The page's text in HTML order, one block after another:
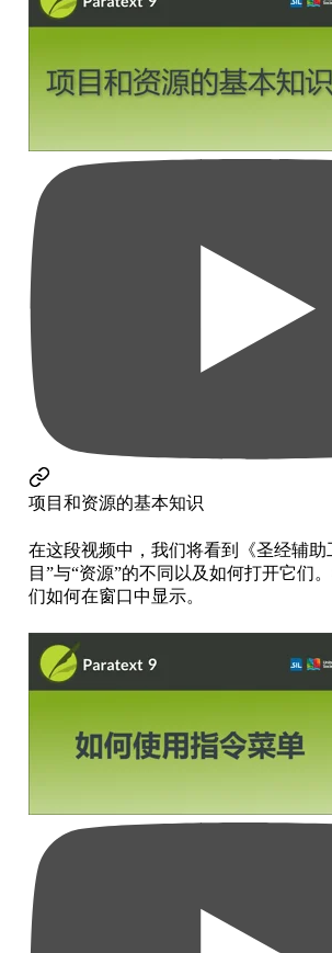
项目和资源的基本知识
在这段视频中，我们将看到《圣经辅助
目”与“资源”的不同以及如何打开它们
们如何在窗口中显示。